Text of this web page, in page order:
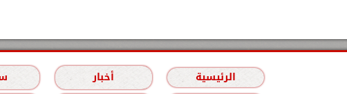
الرئيسية أخبار